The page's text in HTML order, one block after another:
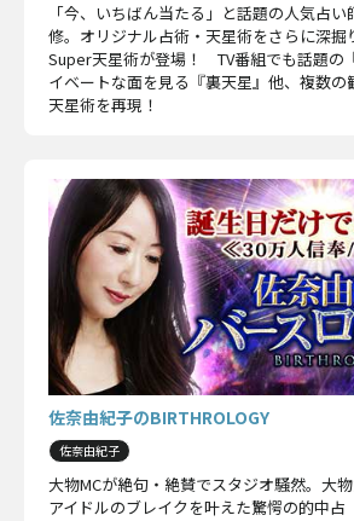
「今、いちばん当たる」と話題の人気占
修。オリジナル占術・天星術をさらに深掘
Super天星術が登場！ TV番組でも話題
イベートな面を見る『裏天星』他、複数の
天星術を再現！
佐奈由紀子のBIRTHROLOGY
佐奈由紀子
大物MCが絶句・絶賛でスタジオ騒然。大
アイドルのブレイクを叶えた驚愕の的中占